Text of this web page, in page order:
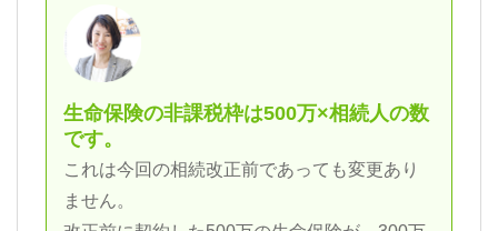
生命保険の非課税枠は500万×相続人の数
です。
これは今回の相続改正前であっても変更あり
ません。